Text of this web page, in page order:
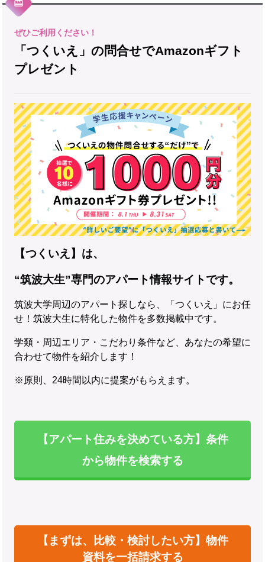
「つくいえ」の問合せでAmazonギフト
プレゼント
【つくいえ】は、
“筑波大生”専門のアパート情報サイトです。
筑波大学周辺のアパート探しなら、「つくいえ」にお任
せ！筑波大生に特化した物件を多数掲載中です。
学類・周辺エリア・こだわり条件など、あなたの希望に
合わせて物件を紹介します！
※原則、24時間以内に提案がもらえます。
【アパート住みを決めている方】条件
から物件を検索する
【まずは、比較・検討したい方】物件
資料を一括請求する